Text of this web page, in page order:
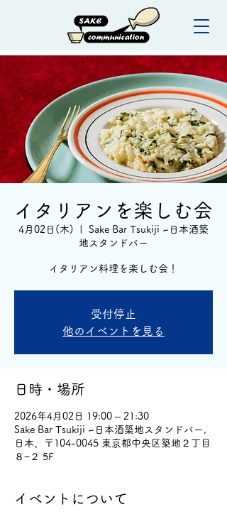
イタリアンを楽しむ会
4月02日(木)
Sake Bar Tsukiji ~日本酒築
地スタンドバー
イタリアン料理を楽しむ会！
受付停止
他のイベントを見る
日時・場所
2026年4月02日 19:00 – 21:30
Sake Bar Tsukiji ~日本酒築地スタンドバー,
日本、〒104-0045 東京都中央区築地２丁目
８−２ 5F
イベントについて